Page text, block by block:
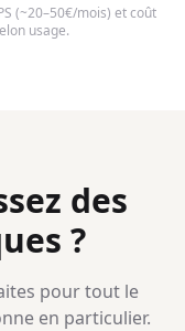
(~20–50€/mois) et coût
usage.
des
?
pour tout le
en particulier.